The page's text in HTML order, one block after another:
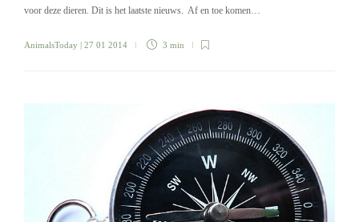
voor deze dieren. Dit is het laatste nieuws. Af en toe komen…
AnimalsToday | 27 01 2014 3 min